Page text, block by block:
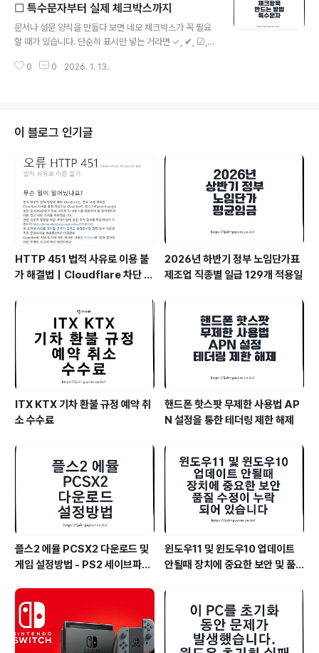
시트에서 그대로 호출할 수 있습니다. 수식으로는 지저분
해지는 계산을 짧은 코드로 정리할 수 있다는 게 가장 큰 매
력입니다.엑셀에서 VBA 창 여는 방법가장 빠른 방법: 단축
키엑셀을 켠 다음 Alt + F11을 누르면 VBA 편집기(Visua
l Basic Editor)가 바로 뜹니다.화면을..
☐ 특수문자부터 실제 체크박스까지
문서나 설문 양식을 만들다 보면 네모 체크박스가 꼭 필요
할 때가 있습니다. 단순히 표시만 넣는 거라면 ✓, ✔, ☑,
군가가 직접 체크해야 한다면 워드/엑셀의 체크박스 기능
기능만 제대로 써도 대부분 해결됩니다. 폰트만 잘 고르면
문서 공유나 인쇄에서도 깨질 일이 거의 없습니다.워드 특
수문자 V 체크 방법워드를 실행한 뒤 상단 메뉴에서 삽입
→ 기호 → 다른 기호를 선택합니다. 여기서 글꼴을 바꾸면
체크박스 관련 기호가 한 번에 모여서 보여서 찾기 쉬워요.
대체 텍스트: 워드 ..
0 0 2026. 1. 13.
이 블로그 인기글
HTTP 451 법적 사유로 이용 불
가 해결법｜Cloudflare 차단 원
2026년 하반기 정부 노임단가표
제조업 직종별 일급 129개 적용일
ITX KTX 기차 환불 규정 예약 취
소 수수료
핸드폰 핫스팟 무제한 사용법 AP
N 설정을 통한 테더링 제한 해제
플스2 에뮬 PCSX2 다운로드 및
게임 설정방법 - PS2 세이브파일
윈도우11 및 윈도우10 업데이트
안될때 장치에 중요한 보안 및 품